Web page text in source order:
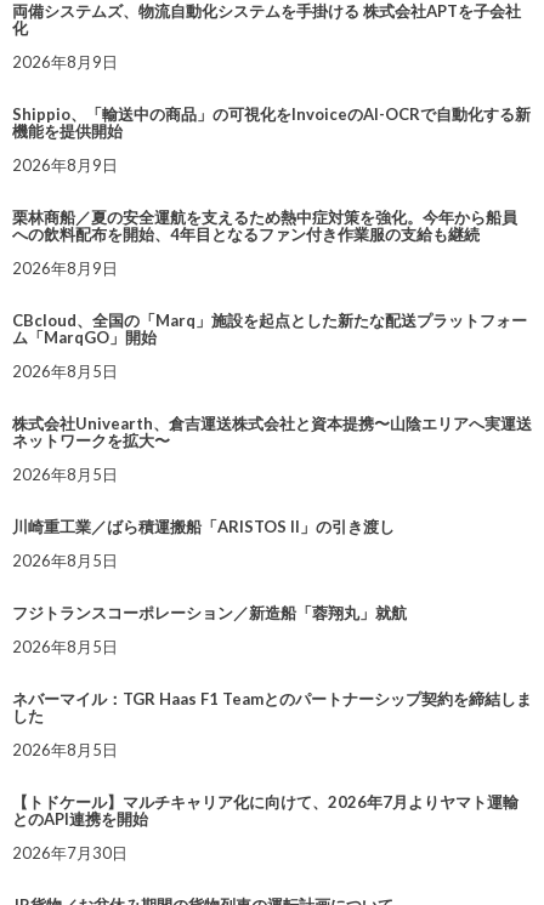
両備システムズ、物流自動化システムを手掛ける 株式会社APTを子会社
化
2026年8月9日
Shippio、「輸送中の商品」の可視化をInvoiceのAI-OCRで自動化する新
機能を提供開始
2026年8月9日
栗林商船／夏の安全運航を支えるため熱中症対策を強化。今年から船員
への飲料配布を開始、4年目となるファン付き作業服の支給も継続
2026年8月9日
CBcloud、全国の「Marq」施設を起点とした新たな配送プラットフォー
ム「MarqGO」開始
2026年8月5日
株式会社Univearth、倉吉運送株式会社と資本提携〜山陰エリアへ実運送
ネットワークを拡大〜
2026年8月5日
川崎重工業／ばら積運搬船「ARISTOS II」の引き渡し
2026年8月5日
フジトランスコーポレーション／新造船「蓉翔丸」就航
2026年8月5日
ネバーマイル：TGR Haas F1 Teamとのパートナーシップ契約を締結しま
した
2026年8月5日
【トドケール】マルチキャリア化に向けて、2026年7月よりヤマト運輸
とのAPI連携を開始
2026年7月30日